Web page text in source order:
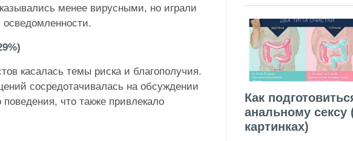
менее вирусными, но играли
касалась темы риска и благополучия.
сосредотачивалась на обсуждении
поведения, что также привлекало
Как
анальному сексу
картинках)